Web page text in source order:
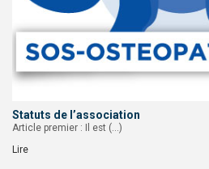
Statuts de l’association
Article premier : Il est (…)
Lire